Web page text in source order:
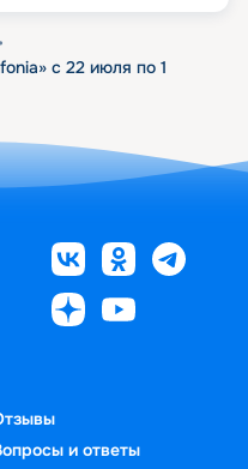
•
с 22 июля по 1
и ответы